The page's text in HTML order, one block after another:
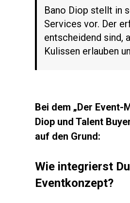
Bano Diop stellt in
Services vor. Der
entscheidend sind,
Kulissen erlauben
Bei dem „Der
Diop und Talent
auf den Grund:
Wie integrierst
Eventkonzept?